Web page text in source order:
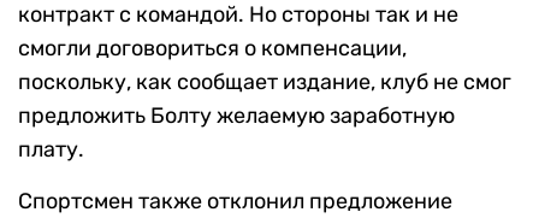
контракт с командой. Но стороны так и не
смогли договориться о компенсации,
поскольку, как сообщает издание, клуб не смог
предложить Болту желаемую заработную
плату.
Спортсмен также отклонил предложение